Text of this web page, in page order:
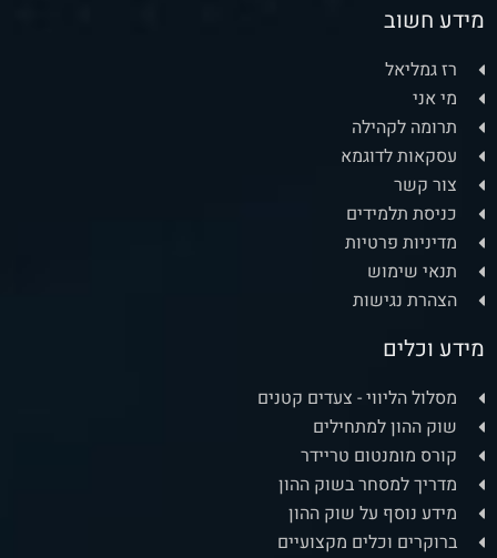
מידע חשוב
רז גמליאל
מי אני
תרומה לקהילה
עסקאות לדוגמא
צור קשר
כניסת תלמידים
מדיניות פרטיות
תנאי שימוש
הצהרת נגישות
מידע וכלים
מסלול הליווי - צעדים קטנים
שוק ההון למתחילים
קורס מומנטום טריידר
מדריך למסחר בשוק ההון
מידע נוסף על שוק ההון
ברוקרים וכלים מקצועיים